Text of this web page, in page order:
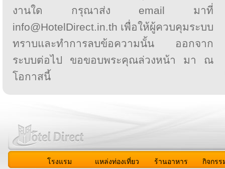
งานใด กรุณาส่ง email มาที่
info@HotelDirect.in.th เพื่อให้ผู้ควบคุมระบบ
ทราบและทำการลบข้อความนั้น ออกจาก
ระบบต่อไป ขอขอบพระคุณล่วงหน้า มา ณ
โอกาสนี้
โรงแรม แหล่งท่องเที่ยว ร้านอาหาร กิจกรร